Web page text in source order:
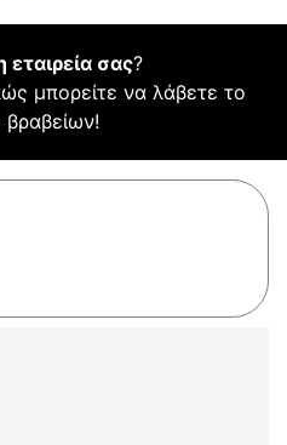
εταιρεία σας?
μπορείτε να λάβετε το